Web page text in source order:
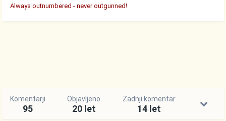
Always outnumbered - never outgunned!
Komentarji
95
Objavljeno
20 let
Zadnji komentar
14 let